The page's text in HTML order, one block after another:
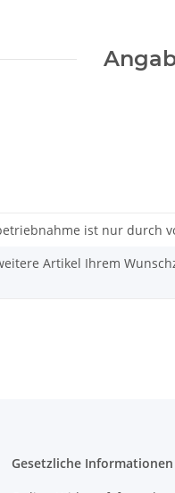
ist nur durch
Artikel Ihrem
Gesetzliche Informationen